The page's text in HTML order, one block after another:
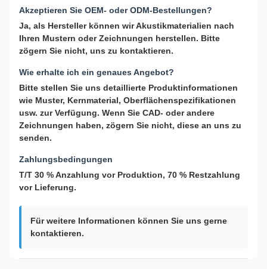
Akzeptieren Sie OEM- oder ODM-Bestellungen?
Ja, als Hersteller können wir Akustikmaterialien nach
Ihren Mustern oder Zeichnungen herstellen. Bitte
zögern Sie nicht, uns zu kontaktieren.
Wie erhalte ich ein genaues Angebot?
Bitte stellen Sie uns detaillierte Produktinformationen
wie Muster, Kernmaterial, Oberflächenspezifikationen
usw. zur Verfügung. Wenn Sie CAD- oder andere
Zeichnungen haben, zögern Sie nicht, diese an uns zu
senden.
Zahlungsbedingungen
T/T 30 % Anzahlung vor Produktion, 70 % Restzahlung
vor Lieferung.
Für weitere Informationen können Sie uns gerne
kontaktieren.